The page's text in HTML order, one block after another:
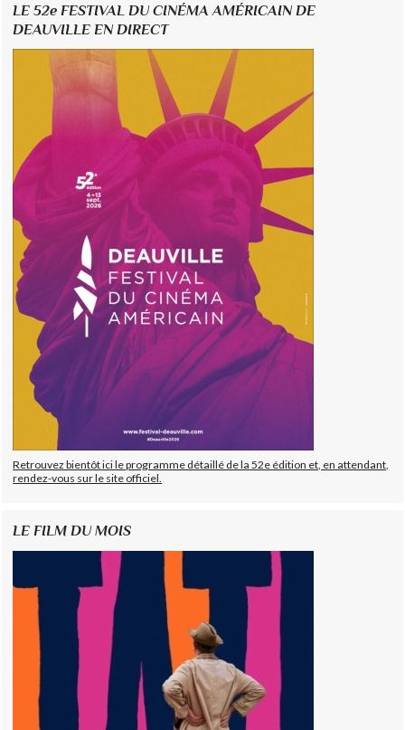
LE 52e FESTIVAL DU CINÉMA AMÉRICAIN DE
DEAUVILLE EN DIRECT
Retrouvez bientôt ici le programme détaillé de la 52e édition et, en attendant,
rendez-vous sur le site officiel.
LE FILM DU MOIS